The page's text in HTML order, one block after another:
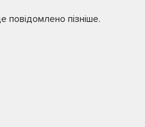
повідомлено пізніше.